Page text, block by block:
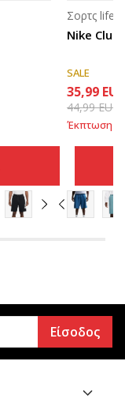
Nike Club
Σορτς
SALE
35,99 EUR
44,99EUR
Έκπτωση
Είσοδος